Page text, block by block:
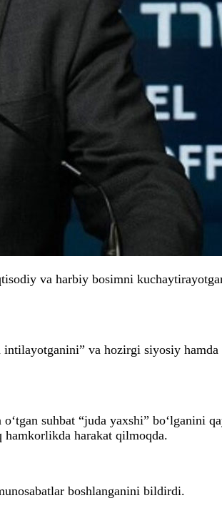
va harbiy bosimni
va hozirgi siyosiy
suhbat “juda yaxshi” bo‘lganini
harakat qilmoqda.
boshlanganini bildirdi.